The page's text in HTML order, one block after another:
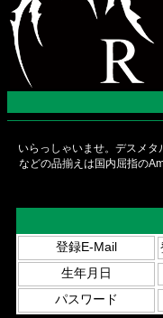
いらっしゃいませ。デスメ
などの品揃えは国内屈指の
登録E-Mail
生年月日
パスワード